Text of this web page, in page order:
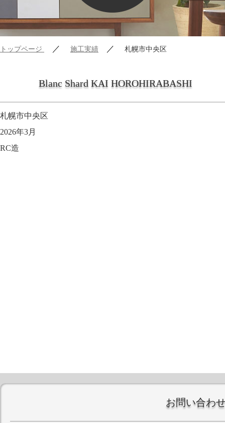
トップページ ／ 施工実績 ／ 札幌市中央区
Blanc Shard KAI HOROHIRABASHI
札幌市中央区
2026年3月
RC造
お問い合わ